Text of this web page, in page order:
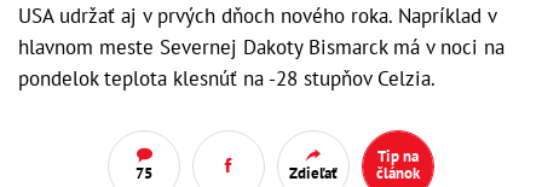
USA udržať aj v prvých dňoch nového roka. Napríklad v
hlavnom meste Severnej Dakoty Bismarck má v noci na
pondelok teplota klesnúť na -28 stupňov Celzia.
75 Zdieľať
Tip na
článok